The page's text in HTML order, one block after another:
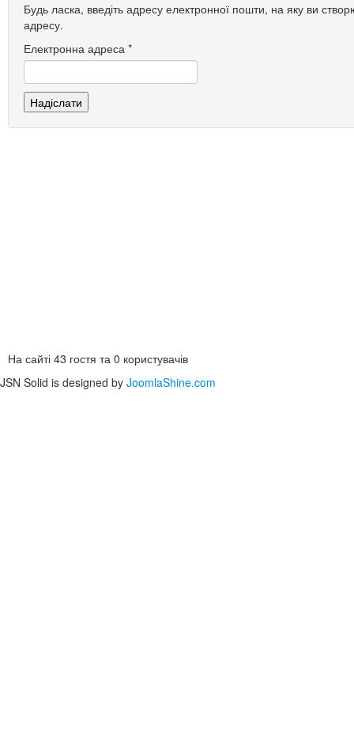
Будь ласка, введіть адресу електронної пошти, на яку ви
адресу.
Електронна адреса *
Надіслати
На сайті 43 гостя та 0 користувачів
JSN Solid is designed by JoomlaShine.com